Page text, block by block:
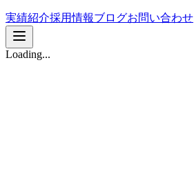
実績紹介採用情報ブログお問い合わせ
Loading...